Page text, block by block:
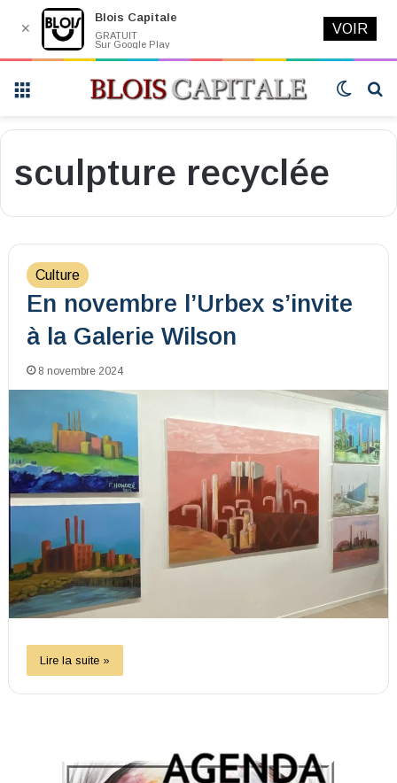
Switch
sculpture recyclée
Culture
En novembre l’Urbex s’invite
à la Galerie Wilson
8 novembre 2024
Lire la suite »
✕
Blois Capitale
GRATUIT
Sur Google Play
VOIR